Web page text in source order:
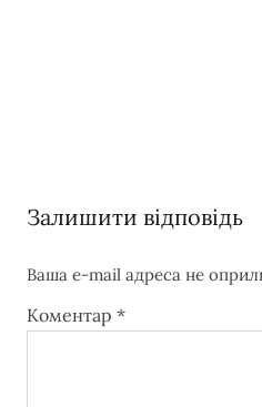
Залишити відповідь
Ваша e-mail адреса не
Коментар *